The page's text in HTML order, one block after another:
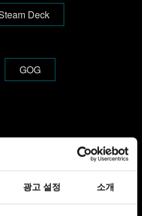
광고 설정 소개
Deck
GOG
면의 오른쪽 상단에서 버전
메인 메뉴의 왼쪽
수 있습니다.
1.63